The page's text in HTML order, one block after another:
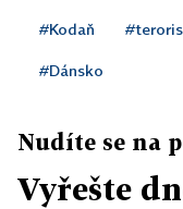
#Kodaň
#Dánsko
Nudíte se na
Vyřešte